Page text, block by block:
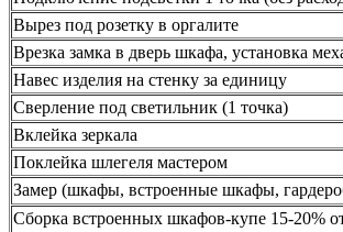
Вырез под розетку в оргалите
Врезка замка в дверь шкафа, установка
Навес изделия на стенку за единицу
Сверление под светильник (1 точка)
Вклейка зеркала
Поклейка шлегеля мастером
Замер (шкафы, встроенные шкафы,
Сборка встроенных шкафов-купе 15-20%